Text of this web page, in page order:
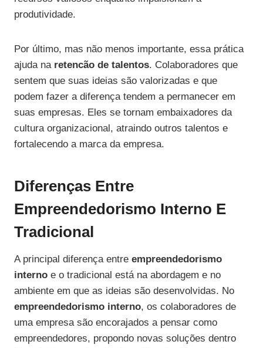
produtividade.
Por último, mas não menos importante, essa prática
ajuda na retencão de talentos. Colaboradores que
sentem que suas ideias são valorizadas e que
podem fazer a diferença tendem a permanecer em
suas empresas. Eles se tornam embaixadores da
cultura organizacional, atraindo outros talentos e
fortalecendo a marca da empresa.
Diferenças Entre
Empreendedorismo Interno E
Tradicional
A principal diferença entre empreendedorismo
interno e o tradicional está na abordagem e no
ambiente em que as ideias são desenvolvidas. No
empreendedorismo interno, os colaboradores de
uma empresa são encorajados a pensar como
empreendedores, propondo novas soluções dentro